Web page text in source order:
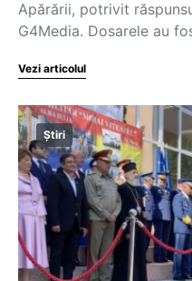
Apărării, potrivit
G4Media. Dosarele au
Vezi articolul
Știri